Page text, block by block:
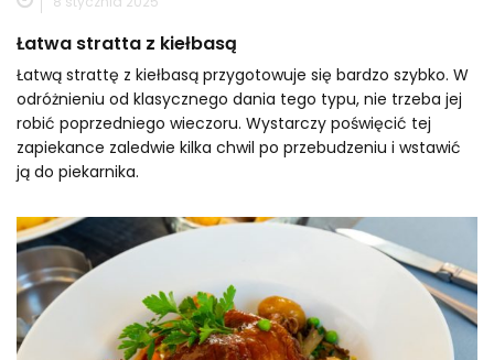
Łatwa stratta z kiełbasą
Łatwą strattę z kiełbasą przygotowuje się bardzo szybko. W
odróżnieniu od klasycznego dania tego typu, nie trzeba jej
robić poprzedniego wieczoru. Wystarczy poświęcić tej
zapiekance zaledwie kilka chwil po przebudzeniu i wstawić
ją do piekarnika.